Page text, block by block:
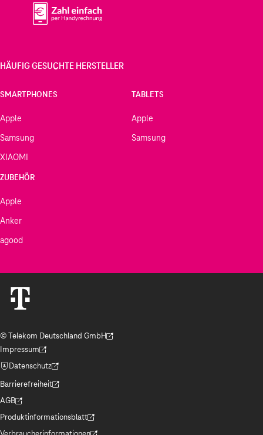
HÄUFIG GESUCHTE HERSTELLER
SMARTPHONES
Apple
Samsung
XIAOMI
TABLETS
Apple
Samsung
ZUBEHÖR
Apple
Anker
agood
© Telekom Deutschland GmbH
(Der Link wird in einem neuen Tab geöffnet)
Impressum
(Der Link wird in einem neuen Tab geöffnet)
Datenschutz
(Der Link wird in einem neuen Tab geöffnet)
Barrierefreiheit
(Der Link wird in einem neuen Tab geöffnet)
AGB
(Der Link wird in einem neuen Tab geöffnet)
Produktinformationsblatt
(Der Link wird in einem neuen Tab geöffnet)